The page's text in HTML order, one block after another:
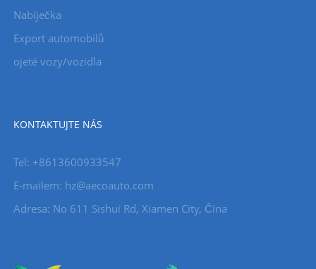
Nabíječka
Export automobilů
ojeté vozy/vozidla
KONTAKTUJTE NÁS
Tel: +8613600933547
E-mailem: hz@aecoauto.com
Adresa: No 611 Sishui Rd, Xiamen City, Čína